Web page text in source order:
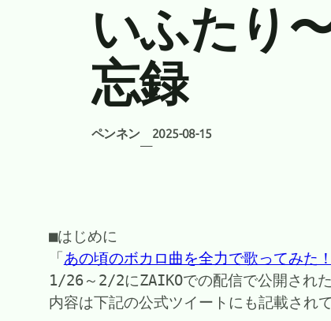
いふたり
忘録
ペンネン
—
2025-08-15
■はじめに
「あの頃のボカロ曲を全力で歌ってみた
1/26～2/2にZAIKOでの配信で公開され
内容は下記の公式ツイートにも記載され